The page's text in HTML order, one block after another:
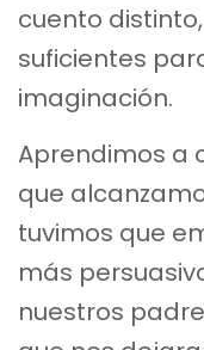
cuento
suficientes
imaginación.
Aprendimos a
que
tuvimos que
más
nuestros